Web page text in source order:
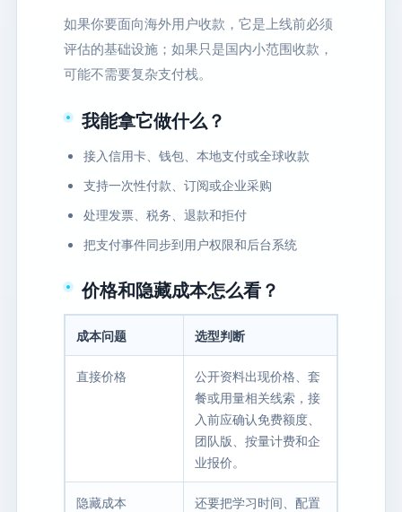
如果你要面向海外用户收款，它是上线前必须
评估的基础设施；如果只是国内小范围收款，
可能不需要复杂支付栈。
我能拿它做什么？
接入信用卡、钱包、本地支付或全球收款
支持一次性付款、订阅或企业采购
处理发票、税务、退款和拒付
把支付事件同步到用户权限和后台系统
价格和隐藏成本怎么看？
成本问题 选型判断
直接价格
公开资料出现价格、套
餐或用量相关线索，接
入前应确认免费额度、
团队版、按量计费和企
业报价。
隐藏成本
还要把学习时间、配置